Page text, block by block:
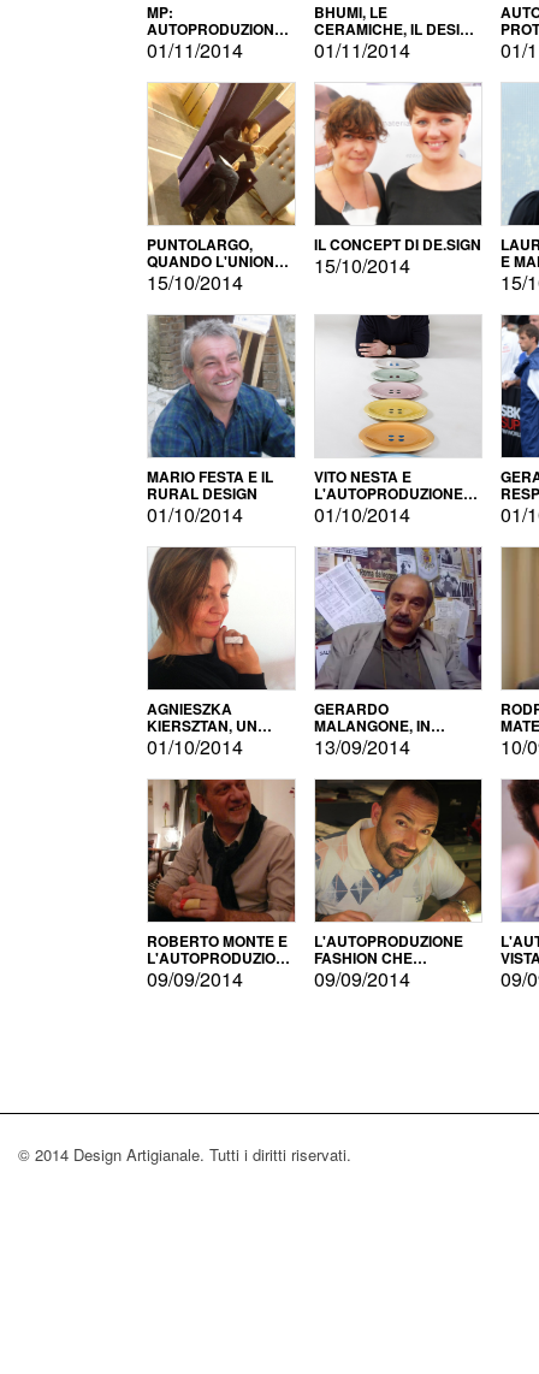
MP:
AUTOPRODUZIONE
E INNOVAZIONE
01/11/2014
BHUMI, LE
CERAMICHE, IL DESIGN
E L'AUTOPRODUZIONE
01/11/2014 01/
PUNTOLARGO,
QUANDO L'UNIONE
FA LA FORZA E
VINCE
15/10/2014
IL CONCEPT DI DE.SIGN
15/10/2014 E
15/
MARIO FESTA E IL
RURAL DESIGN
01/10/2014
VITO NESTA E
L'AUTOPRODUZIONE
COME RECUPERO DEI
SIMBOLI
01/10/2014 01/
AGNIESZKA
KIERSZTAN, UN
MODELLO DI
AUTOPRODUZIONE
01/10/2014
GERARDO
MALANGONE, IN
GIURIA PER IL
CONCORSO
LETTERARIO
13/09/2014 10/
ROBERTO MONTE E
L'AUTOPRODUZIONE
CON IL CENSIMENTO
09/09/2014
L'AUTOPRODUZIONE
FASHION CHE
CONQUISTA GLI USA
09/09/2014 09/
© 2014 Design Artigianale. Tutti i diritti riservati.